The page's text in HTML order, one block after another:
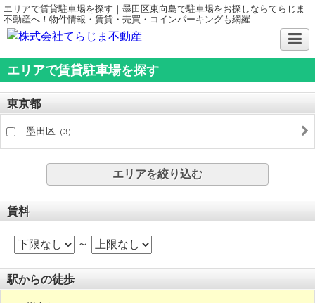
エリアで賃貸駐車場を探す｜墨田区東向島で駐車場をお探しならてらじま
不動産へ！物件情報・賃貸・売買・コインパーキングも網羅
エリアで賃貸駐車場を探す
東京都
墨田区 （3）
エリアを絞り込む
賃料
～
駅からの徒歩